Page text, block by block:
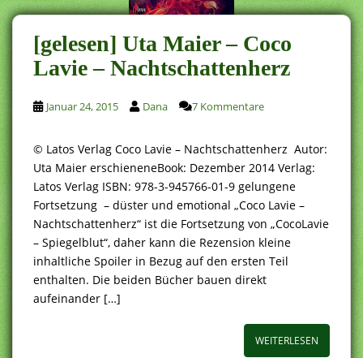
[gelesen] Uta Maier – Coco
Lavie – Nachtschattenherz
Januar 24, 2015 Dana 7 Kommentare
© Latos Verlag Coco Lavie – Nachtschattenherz Autor:
Uta Maier erschieneneBook: Dezember 2014 Verlag:
Latos Verlag ISBN: 978-3-945766-01-9 gelungene
Fortsetzung – düster und emotional „Coco Lavie –
Nachtschattenherz“ ist die Fortsetzung von „CocoLavie
– Spiegelblut“, daher kann die Rezension kleine
inhaltliche Spoiler in Bezug auf den ersten Teil
enthalten. Die beiden Bücher bauen direkt
aufeinander […]
WEITERLESEN